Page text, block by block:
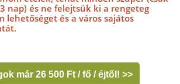
nap) és ne felejtsük ki a rengeteg
lehetőséget és a város sajátos
már 26 500 Ft / fő / éjtől! >>